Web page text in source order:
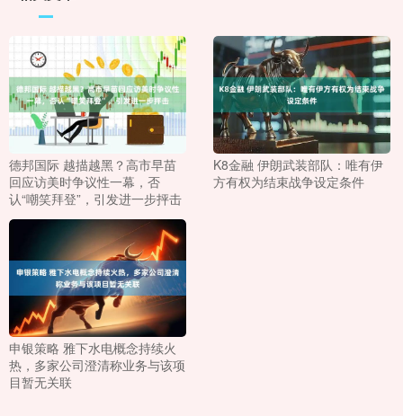
德邦国际 越描越黑？高市早苗
回应访美时争议性一幕，否
认“嘲笑拜登”，引发进一步抨击
K8金融 伊朗武装部队：唯有伊
方有权为结束战争设定条件
申银策略 雅下水电概念持续火
热，多家公司澄清称业务与该项
目暂无关联